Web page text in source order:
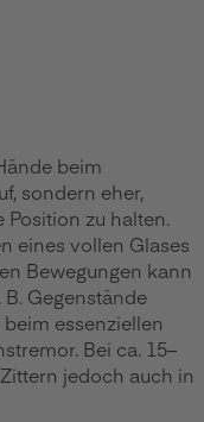
beim
sondern eher,
zu halten.
eines vollen Glases
Bewegungen kann
Gegenstände
essenziellen
Bei ca. 15–
jedoch auch in